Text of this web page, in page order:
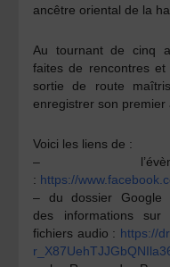
ancêtre oriental de la
Au tournant de cinq
faites de rencontres
sortie de route
enregistrer son premier
Voici les liens de :
–
: https://
– du dossier Google
des informationssur
fichiers audio : https://